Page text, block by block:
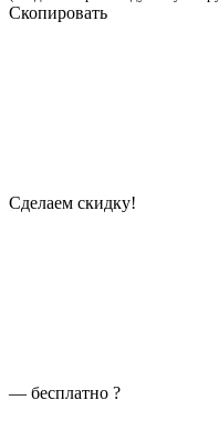
Скопировать
Сделаем скидку!
— бесплатно ?